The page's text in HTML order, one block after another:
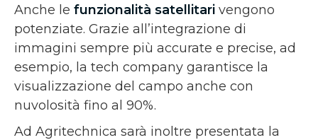
Anche le funzionalità satellitari vengono
potenziate. Grazie all’integrazione di
immagini sempre più accurate e precise, ad
esempio, la tech company garantisce la
visualizzazione del campo anche con
nuvolosità fino al 90%.
Ad Agritechnica sarà inoltre presentata la